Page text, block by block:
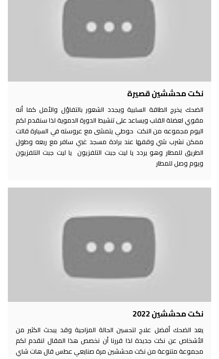
نكت محششين قصيرة
الضحك يخرج الطاقة السلبية ويجدد الشعور بالتفاؤل والأمل كما أنه
مقوي لعضلة القلب ويساعد على تنشيط الدورة الدموية لذا سنقدم لكم
اليوم مجموعه من النكت حوطي يتمشى مع عروسته في السيارة قالت
ممكن نشرب شي وقفها عند برادة مسجد غبي سافر مع ربعه وطول
الطريق للمطار وهو يردد يا ليت جبت التلفزيون يا ليت جبت التلفزيون
ويوم وصل للمطار
نكت محششين 2022
يعد الضحك أفضل علاج لتحسين الحالة المزاجية وقد يبحث الكثير من
الأشخاص عن نكت جديدة لذا قررنا أن نخصص هذا المقال لنقدم لكم
مجموعة متنوعة من نكت محششين مرة صنايعي عطس قال هات شاي